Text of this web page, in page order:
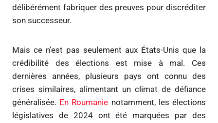
délibérément fabriquer des preuves pour discréditer
son successeur.
Mais ce n’est pas seulement aux États-Unis que la
crédibilité des élections est mise à mal. Ces
dernières années, plusieurs pays ont connu des
crises similaires, alimentant un climat de défiance
généralisée. En Roumanie notamment, les élections
législatives de 2024 ont été marquées par des